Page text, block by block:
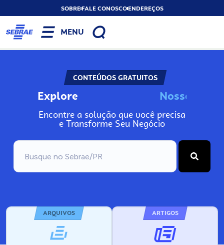
SOBREFALE CONOSCOENDEREÇOS
MENU
CONTEÚDOS GRATUITOS
Explore No
Encontre a solução que você precisa
e Transforme Seu Negócio
ARQUIVOS ARTIGOS